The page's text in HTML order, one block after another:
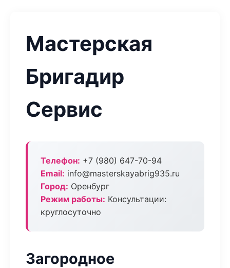
Мастерская
Бригадир
Сервис
Телефон: +7 (980) 647-70-94
Email: info@masterskayabrig935.ru
Город: Оренбург
Режим работы: Консультации:
круглосуточно
Загородное